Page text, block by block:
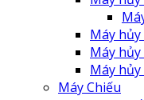
Máy
Máy
Máy
Máy Chiếu